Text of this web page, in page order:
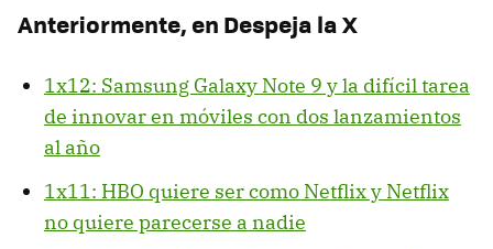
Anteriormente, en Despeja la X
1x12: Samsung Galaxy Note 9 y la difícil tarea
de innovar en móviles con dos lanzamientos
al año
1x11: HBO quiere ser como Netflix y Netflix
no quiere parecerse a nadie